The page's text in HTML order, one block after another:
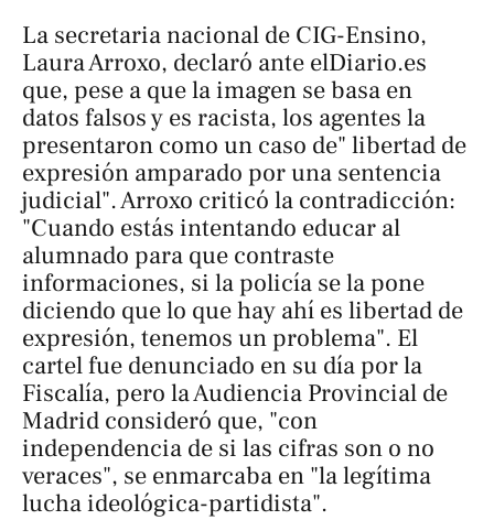
La secretaria nacional de CIG-Ensino,
Laura Arroxo, declaró ante elDiario.es
que, pese a que la imagen se basa en
datos falsos y es racista, los agentes la
presentaron como un caso de" libertad de
expresión amparado por una sentencia
judicial". Arroxo criticó la contradicción:
"Cuando estás intentando educar al
alumnado para que contraste
informaciones, si la policía se la pone
diciendo que lo que hay ahí es libertad de
expresión, tenemos un problema". El
cartel fue denunciado en su día por la
Fiscalía, pero la Audiencia Provincial de
Madrid consideró que, "con
independencia de si las cifras son o no
veraces", se enmarcaba en "la legítima
lucha ideológica-partidista".